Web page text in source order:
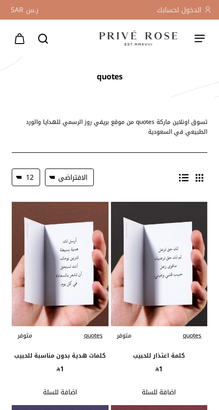
الدخول لحسابك ر.س SAR
quotes
تسوق اونلاين ماركة quotes من موقع بريفي روز الرسمي للهدايا والورد
الطبيعي في السعودية
quotes
متوفر
كلمة اعتذار للحبيب
1
اضافة للسلة
quotes
متوفر
كلمات هدية بدون مناسبة للحبيب
1
اضافة للسلة